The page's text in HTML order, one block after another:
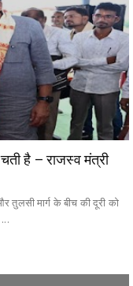
है – राजस्व मंत्री
तुलसी मार्ग के बीच की दूरी को